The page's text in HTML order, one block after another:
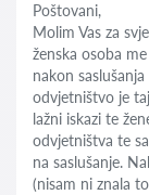
Poštovani,
Molim Vas za
ženska osoba
nakon
odvjetništvo je
lažni iskazi te
odvjetništva te
na saslušanje.
(nisam ni znala